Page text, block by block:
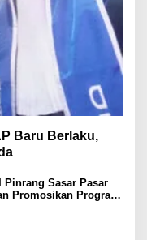
Baru Berlaku,
Pinrang Sasar Pasar
Promosikan Program